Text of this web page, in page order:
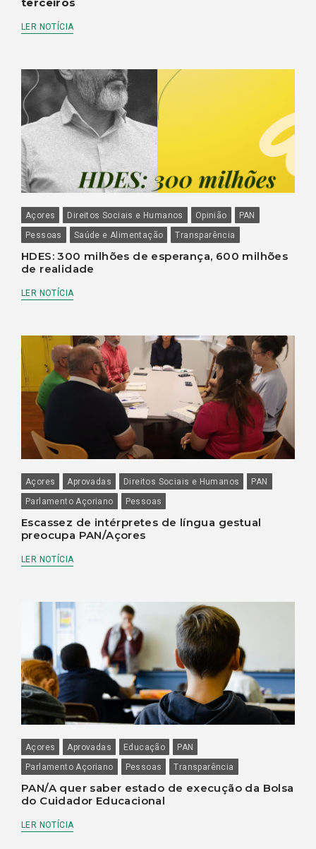
terceiros
LER NOTÍCIA
Açores Direitos Sociais e Humanos Opinião
PAN
Pessoas
Saúde e Alimentação Transparência
HDES: 300 milhões de esperança, 600 milhões
de realidade
LER NOTÍCIA
Açores Aprovadas Direitos Sociais e Humanos
PAN
Parlamento Açoriano
Pessoas
Escassez de intérpretes de língua gestual
preocupa PAN/Açores
LER NOTÍCIA
Açores Aprovadas Educação
PAN
Parlamento Açoriano
Pessoas Transparência
PAN/A quer saber estado de execução da Bolsa
do Cuidador Educacional
LER NOTÍCIA